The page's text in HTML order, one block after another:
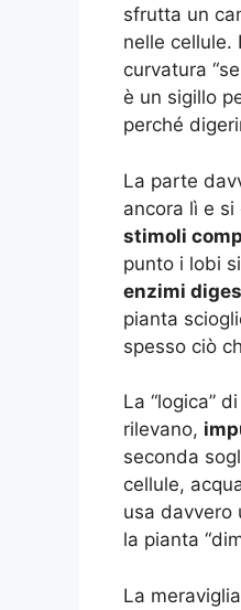
sfrutta un
nelle cellule.
curvatura
è un sigillo
perché
La parte
ancora lì e
stimoli
punto i lobi
enzimi
pianta
spesso ciò
La “logica”
rilevano,
seconda
cellule,
usa davvero
la pianta
La